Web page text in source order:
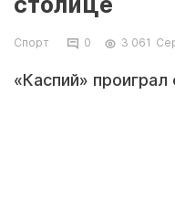
Спорт 0 3 061
«Каспий»